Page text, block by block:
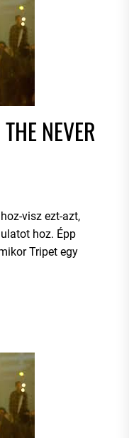
NEVER
visz ezt-azt,
hoz. Épp
Tripet egy